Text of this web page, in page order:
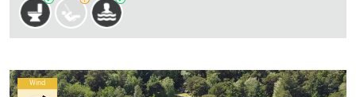
Wind